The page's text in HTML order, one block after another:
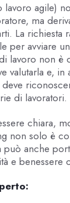
lavoro agile)
ma
La richiesta
per avviare
lavoro non è
valutarla e,
di lavoratori.
chiara,
non solo è
può anche
e benessere